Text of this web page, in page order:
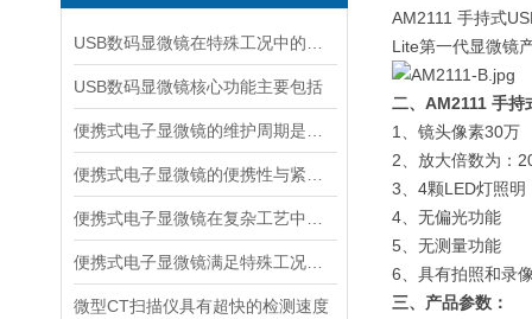
USB数码显微镜核心功能主要包括
微型CT扫描仪具有超快的检测速度
AM2111 手持式
Lite第一代显微镜
二、AM2111 手持
1、镜头像素30万
2、放大倍数为：
3、4颗LED灯照明
4、无偏光功能
5、无测量功能
6、具有拍照和录
三、产品参数：